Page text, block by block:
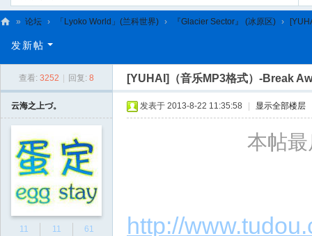
L
» 论坛 › 「Lyoko World」(兰科世界) › 『Glacier Sector』 (冰原区) ›
发新帖
查看: 3252 回复: 8 [YUHAI]（音乐MP3格式）-Break
云海之上づ。
11
11
61
发表于 2013-8-22 11:35:58 显示全部楼层
本帖
http://